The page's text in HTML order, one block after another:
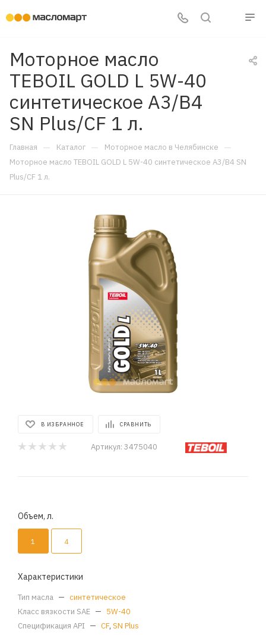
Моторное масло
TEBOIL GOLD L 5W-40
синтетическое A3/B4
SN Plus/CF 1 л.
Главная — Каталог — Моторное масло в Челябинске —
Моторное масло TEBOIL GOLD L 5W-40 синтетическое A3/B4 SN
Plus/CF 1 л.
В ИЗБРАННОЕ СРАВНИТЬ
Артикул: 3475040
Объем, л.
1 4
Характеристики
Тип масла — синтетическое
Класс вязкости SAE — 5W-40
Спецификация API — CF, SN Plus